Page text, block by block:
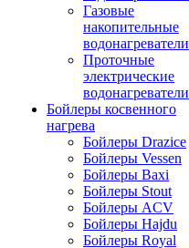
Газовые
накопительные
водонагреватели
Проточные
электрические
водонагреватели
Бойлеры косвенного
нагрева
Бойлеры Drazice
Бойлеры Vessen
Бойлеры Baxi
Бойлеры Stout
Бойлеры ACV
Бойлеры Hajdu
Бойлеры Royal